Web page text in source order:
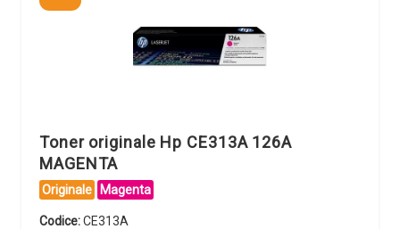
Toner originale Hp CE313A 126A
MAGENTA
Originale Magenta
Codice:CE313A